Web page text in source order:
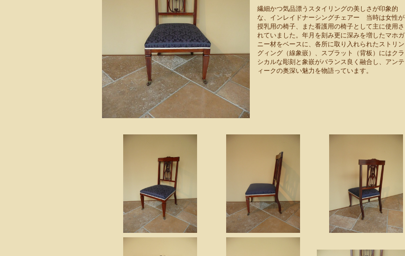
繊細かつ気品漂うスタイリングの美しさが印象的
な、インレイドナーシングチェアー 当時は女性が
授乳用の椅子、また看護用の椅子として主に使用さ
れていました。年月を刻み更に深みを増したマホガ
ニー材をベースに、各所に取り入れられたストリン
グィング（線象嵌）、スプラット（背板）にはクラ
シカルな彫刻と象嵌がバランス良く融合し、アンテ
ィークの奥深い魅力を物語っています。